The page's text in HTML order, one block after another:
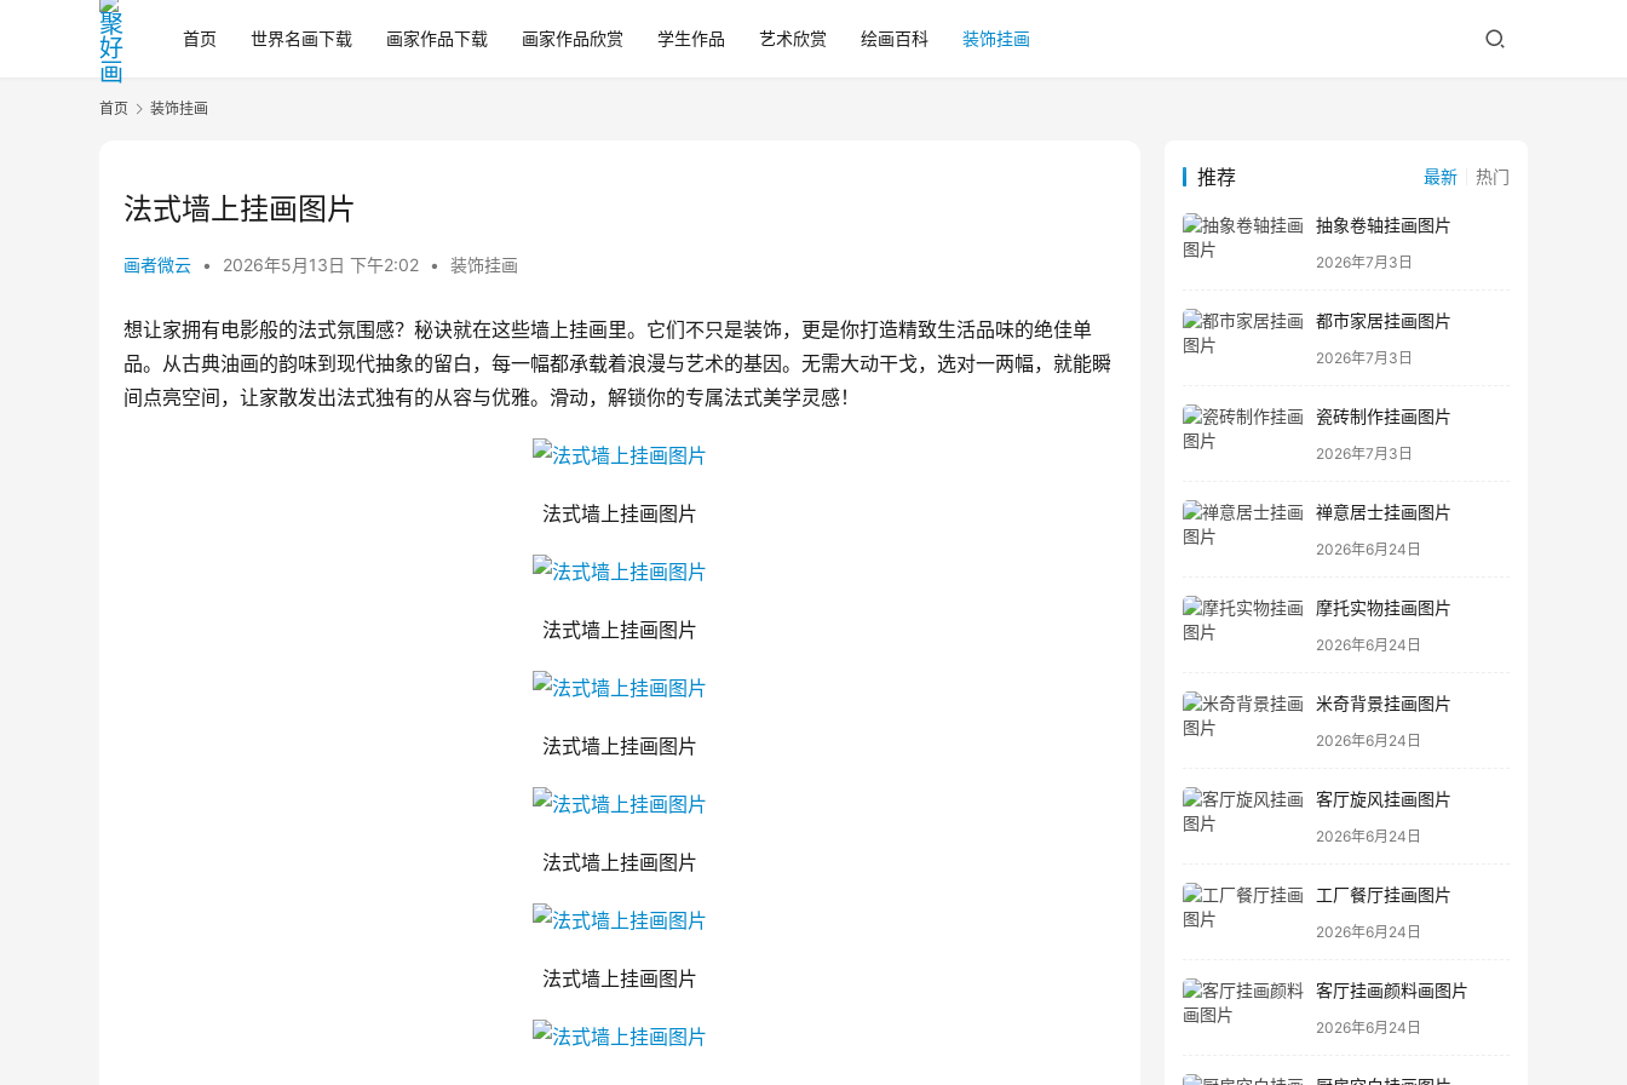
首页 世界名画下载 画家作品下载 画家作品欣赏 学生作品 艺术欣赏 绘画百科 装饰挂画
首页 装饰挂画
法式墙上挂画图片
画者微云 • 2026年5月13日 下午2:02 • 装饰挂画
想让家拥有电影般的法式氛围感？秘诀就在这些墙上挂画里。它们不只是装饰，更是你打造精致生活品味的绝佳单
品。从古典油画的韵味到现代抽象的留白，每一幅都承载着浪漫与艺术的基因。无需大动干戈，选对一两幅，就能瞬
间点亮空间，让家散发出法式独有的从容与优雅。滑动，解锁你的专属法式美学灵感！
法式墙上挂画图片
法式墙上挂画图片
法式墙上挂画图片
法式墙上挂画图片
法式墙上挂画图片
推荐 最新 热门
抽象卷轴挂画图片
2026年7月3日
都市家居挂画图片
2026年7月3日
瓷砖制作挂画图片
2026年7月3日
禅意居士挂画图片
2026年6月24日
摩托实物挂画图片
2026年6月24日
米奇背景挂画图片
2026年6月24日
客厅旋风挂画图片
2026年6月24日
工厂餐厅挂画图片
2026年6月24日
客厅挂画颜料画图片
2026年6月24日